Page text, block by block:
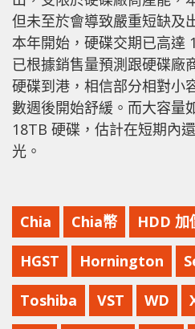
但未至於會導致嚴重短缺及
本年開始，硬碟交期已高達
已根據銷售量預測跟硬碟廠
硬碟到港，相信部分相對小
數週後開始舒緩。而大容量
18TB 硬碟，估計在短期內
光。
Chia Chia幣 HDD 加
HGST Hornington
Toshiba VST WD